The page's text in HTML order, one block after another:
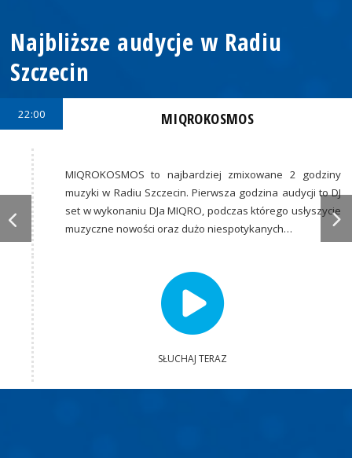
Najbliższe audycje w Radiu
Szczecin
22:00 MIQROKOSMOS
MIQROKOSMOS to najbardziej zmixowane 2 godziny
muzyki w Radiu Szczecin. Pierwsza godzina audycji to DJ
set w wykonaniu DJa MIQRO, podczas którego usłyszycie
muzyczne nowości oraz dużo niespotykanych…
SŁUCHAJ TERAZ